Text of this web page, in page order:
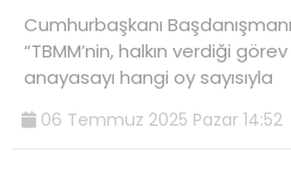
Cumhurbaşkanı
“TBMM’nin, halkın verdiği
anayasayı hangi oy sayısıyla
06 Temmuz 2025 Pazar 14:52